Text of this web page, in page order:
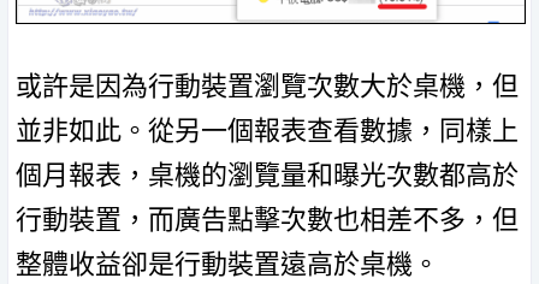
或許是因為行動裝置瀏覽次數大於桌機，但
並非如此。從另一個報表查看數據，同樣上
個月報表，桌機的瀏覽量和曝光次數都高於
行動裝置，而廣告點擊次數也相差不多，但
整體收益卻是行動裝置遠高於桌機。